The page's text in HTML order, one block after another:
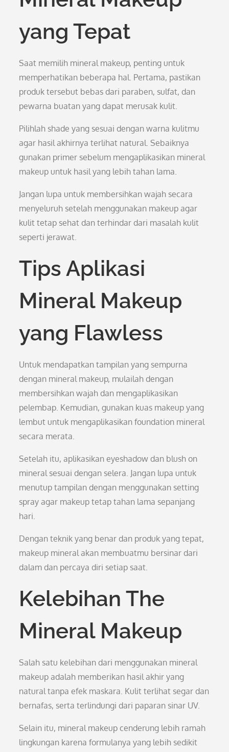
yang Tepat
Saat memilih mineral makeup, penting untuk
memperhatikan beberapa hal. Pertama, pastikan
produk tersebut bebas dari paraben, sulfat, dan
pewarna buatan yang dapat merusak kulit.
Pilihlah shade yang sesuai dengan warna kulitmu
agar hasil akhirnya terlihat natural. Sebaiknya
gunakan primer sebelum mengaplikasikan mineral
makeup untuk hasil yang lebih tahan lama.
Jangan lupa untuk membersihkan wajah secara
menyeluruh setelah menggunakan makeup agar
kulit tetap sehat dan terhindar dari masalah kulit
seperti jerawat.
Tips Aplikasi
Mineral Makeup
yang Flawless
Untuk mendapatkan tampilan yang sempurna
dengan mineral makeup, mulailah dengan
membersihkan wajah dan mengaplikasikan
pelembap. Kemudian, gunakan kuas makeup yang
lembut untuk mengaplikasikan foundation mineral
secara merata.
Setelah itu, aplikasikan eyeshadow dan blush on
mineral sesuai dengan selera. Jangan lupa untuk
menutup tampilan dengan menggunakan setting
spray agar makeup tetap tahan lama sepanjang
hari.
Dengan teknik yang benar dan produk yang tepat,
makeup mineral akan membuatmu bersinar dari
dalam dan percaya diri setiap saat.
Kelebihan The
Mineral Makeup
Salah satu kelebihan dari menggunakan mineral
makeup adalah memberikan hasil akhir yang
natural tanpa efek maskara. Kulit terlihat segar dan
bernafas, serta terlindungi dari paparan sinar UV.
Selain itu, mineral makeup cenderung lebih ramah
lingkungan karena formulanya yang lebih sedikit